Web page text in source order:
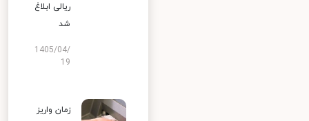
ریالی ابلاغ
شد
1405/04/
19
زمان واریز